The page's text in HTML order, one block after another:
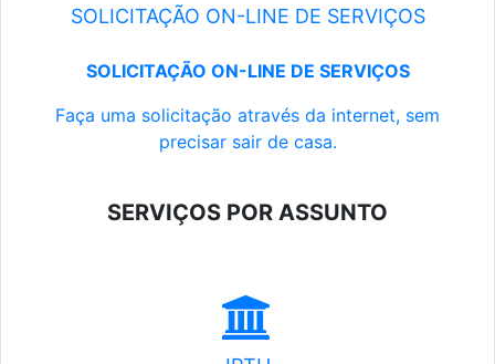
SOLICITAÇÃO ON-LINE DE SERVIÇOS
SOLICITAÇÃO ON-LINE DE SERVIÇOS
Faça uma solicitação através da internet, sem
precisar sair de casa.
SERVIÇOS POR ASSUNTO